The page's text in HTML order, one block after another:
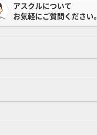
アスクルについて
お気軽にご質問ください。